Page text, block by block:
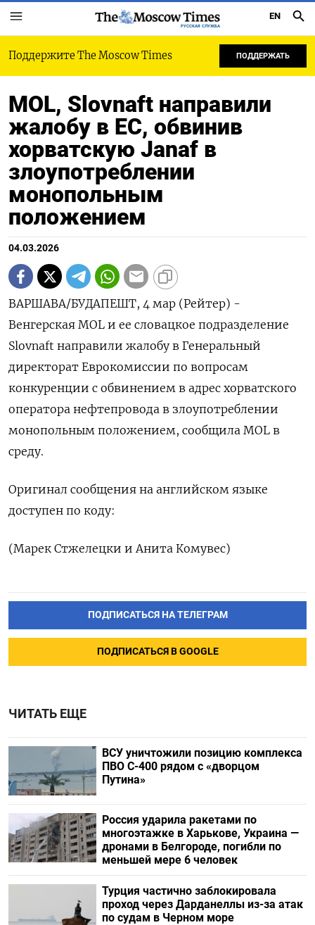
РУССКАЯ СЛУЖБА
EN
Поддержите The Moscow Times ПОДДЕРЖАТЬ
MOL, Slovnaft направили
жалобу в ЕС, обвинив
хорватскую Janaf в
злоупотреблении
монопольным
положением
04.03.2026
ВАРШАВА/БУДАПЕШТ, 4 мар (Рейтер) -
Венгерская ‌MOL и ее ​словацкое подразделение ​
Slovnaft ​направили ⁠жалобу в ‌Генеральный
‌директорат Еврокомиссии по ​вопросам
‌конкуренции ​с обвинением в ‌адрес хорватского
оператора ​нефтепровода в ​злоупотреблении
‌монопольным положением, ​сообщила MOL в
среду.
Оригинал сообщения на ​английском ⁠языке
доступен ‌по ‌коду:
(Марек Стжелецки ​и Анита ‌Комувес)
ПОДПИСАТЬСЯ НА ТЕЛЕГРАМ
ПОДПИСАТЬСЯ В GOOGLE
ЧИТАТЬ ЕЩЕ
ВСУ уничтожили позицию комплекса
ПВО С-400 рядом с «дворцом
Путина»
Россия ударила ракетами по
многоэтажке в Харькове, Украина —
дронами в Белгороде, погибли по
меньшей мере 6 человек
Турция частично заблокировала
проход через Дарданеллы из-за атак
по судам в Черном море